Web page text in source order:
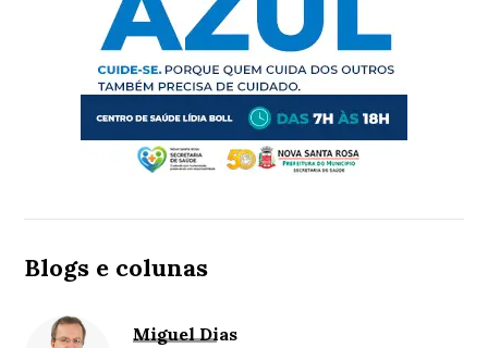
Blogs e colunas
Miguel Dias